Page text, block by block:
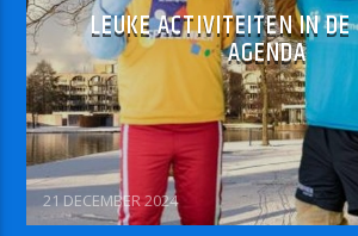
LEUKE ACTIVITEITEN IN
AGENDA
21 DECEMBER 2024